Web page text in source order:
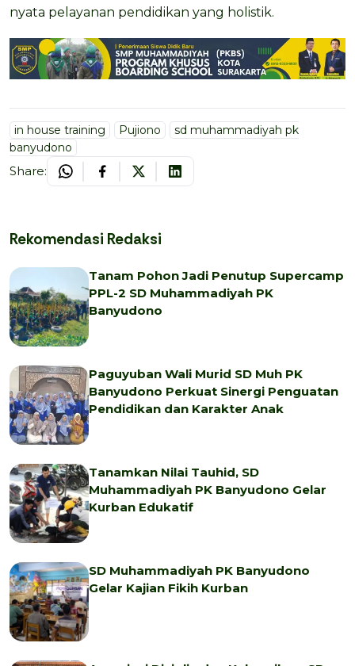
nyata pelayanan pendidikan yang holistik.
in house training Pujiono
sd muhammadiyah pk
banyudono
Share:
Rekomendasi Redaksi
Tanam Pohon Jadi Penutup Supercamp
PPL-2 SD Muhammadiyah PK
Banyudono
Paguyuban Wali Murid SD Muh PK
Banyudono Perkuat Sinergi Penguatan
Pendidikan dan Karakter Anak
Tanamkan Nilai Tauhid, SD
Muhammadiyah PK Banyudono Gelar
Kurban Edukatif
SD Muhammadiyah PK Banyudono
Gelar Kajian Fikih Kurban